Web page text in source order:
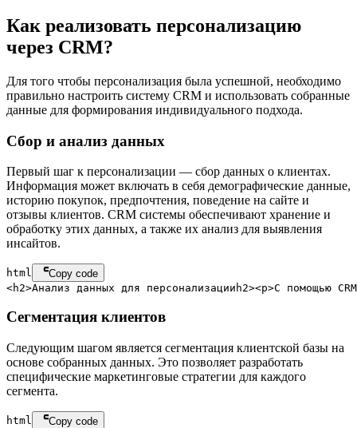
Как реализовать персонализацию
через CRM?
Для того чтобы персонализация была успешной, необходимо
правильно настроить систему CRM и использовать собранные
данные для формирования индивидуального подхода.
Сбор и анализ данных
Первый шаг к персонализации — сбор данных о клиентах.
Информация может включать в себя демографические данные,
историю покупок, предпочтения, поведение на сайте и
отзывы клиентов. CRM системы обеспечивают хранение и
обработку этих данных, а также их анализ для выявления
инсайтов.
html
Copy code
<h2>Анализ данных для персонализации h2><p>С помощью
Сегментация клиентов
Следующим шагом является сегментация клиентской базы на
основе собранных данных. Это позволяет разработать
специфические маркетинговые стратегии для каждого
сегмента.
html
Copy code